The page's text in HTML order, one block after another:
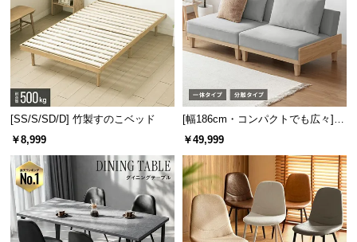
お
知
ら
ブ
ロ
グ
企
業
[SS/S/SD/D] 竹製すのこベッド
￥8,999
[幅186cm・コンパクトでも広々] 3
人掛けソファベッド リクライニン
￥49,999